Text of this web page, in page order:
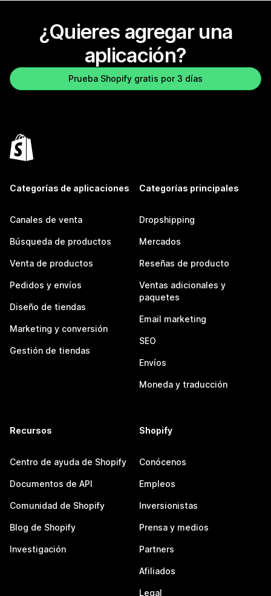
¿Quieres agregar una
aplicación?
Prueba Shopify gratis por 3 días
Categorías de aplicaciones
Canales de venta
Búsqueda de productos
Venta de productos
Pedidos y envíos
Diseño de tiendas
Marketing y conversión
Gestión de tiendas
Categorías principales
Dropshipping
Mercados
Reseñas de producto
Ventas adicionales y
paquetes
Email marketing
SEO
Envíos
Moneda y traducción
Recursos
Centro de ayuda de Shopify
Documentos de API
Comunidad de Shopify
Blog de Shopify
Investigación
Shopify
Conócenos
Empleos
Inversionistas
Prensa y medios
Partners
Afiliados
Legal